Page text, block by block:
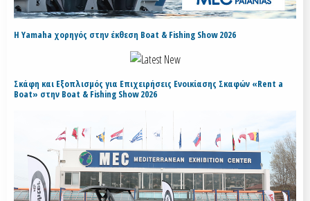
H Yamaha χορηγός στην έκθεση Boat & Fishing Show 2026
Σκάφη και Εξοπλισμός για Επιχειρήσεις Ενοικίασης Σκαφών «Rent a
Boat» στην Boat & Fishing Show 2026